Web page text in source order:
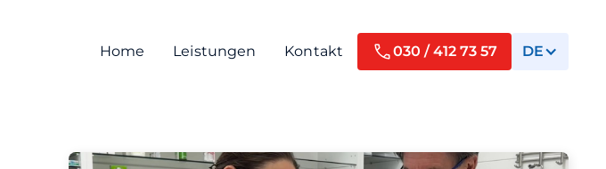
Home Leistungen Kontakt 030 / 412 73 57 DE